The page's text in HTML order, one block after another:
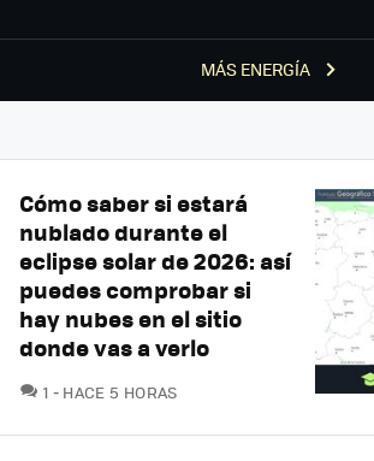
MÁS ENERGÍA
Cómo saber si estará
nublado durante el
eclipse solar de 2026: así
puedes comprobar si
hay nubes en el sitio
donde vas a verlo
1 COMENTARIOS
HACE 5 HORAS